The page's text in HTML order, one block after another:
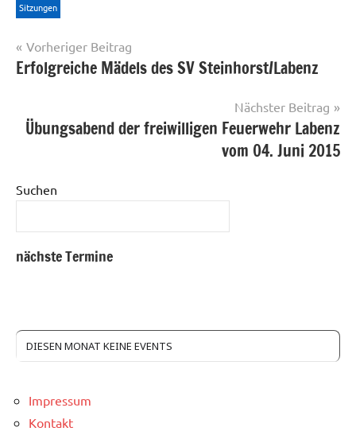
Sitzungen
Beitragsnavigation
Vorheriger Beitrag
Erfolgreiche Mädels des SV Steinhorst/Labenz
Nächster Beitrag
Übungsabend der freiwilligen Feuerwehr Labenz
vom 04. Juni 2015
Suchen
nächste Termine
DIESEN MONAT KEINE EVENTS
Impressum
Kontakt